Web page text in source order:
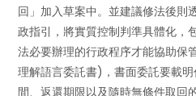
回」加入草案中。並建議修法後則
政指引，將實質控制判準具體化，
法必要辦理的行政程序才能協助保
理解語言委託書)，書面委託要載
間、返還期限以及隨時無條件取回